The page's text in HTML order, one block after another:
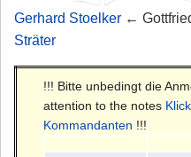
Gerhard Stoelker ←
Sträter
!!! Bitte unbedingt die
attention to the notes
Kommandanten !!!